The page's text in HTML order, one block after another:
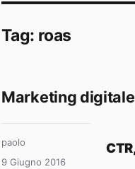
Tag: roas
Marketing
Autore
paolo
Pubblicato
9 Giugno 2016